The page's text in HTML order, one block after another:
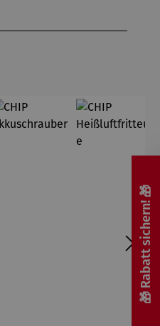
🎁 Rabatt sichern! 🎁